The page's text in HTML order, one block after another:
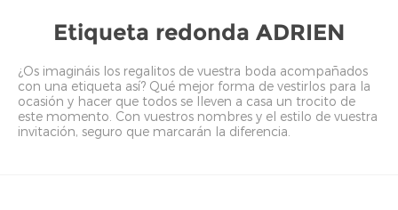
Etiqueta redonda ADRIEN
¿Os imagináis los regalitos de vuestra boda acompañados
con una etiqueta así? Qué mejor forma de vestirlos para la
ocasión y hacer que todos se lleven a casa un trocito de
este momento. Con vuestros nombres y el estilo de vuestra
invitación, seguro que marcarán la diferencia.